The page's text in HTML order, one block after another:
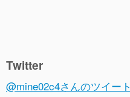
Twitter
@mine02c4さんのツイート